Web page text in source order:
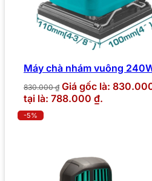
Máy chà nhám vuông
830.000₫ Giá gốc là:
tại là: 788.000 ₫.
-5%